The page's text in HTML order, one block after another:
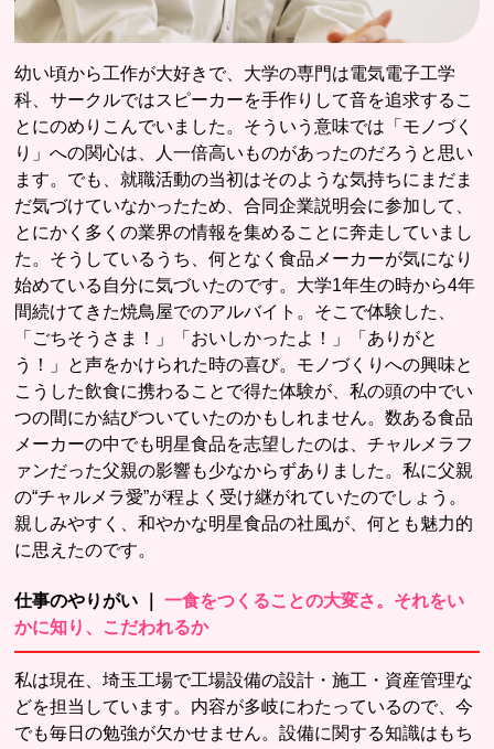
幼い頃から工作が大好きで、大学の専門は電気電子工学
科、サークルではスピーカーを手作りして音を追求するこ
とにのめりこんでいました。そういう意味では「モノづく
り」への関心は、人一倍高いものがあったのだろうと思い
ます。でも、就職活動の当初はそのような気持ちにまだま
だ気づけていなかったため、合同企業説明会に参加して、
とにかく多くの業界の情報を集めることに奔走していまし
た。そうしているうち、何となく食品メーカーが気になり
始めている自分に気づいたのです。大学1年生の時から4年
間続けてきた焼鳥屋でのアルバイト。そこで体験した、
「ごちそうさま！」「おいしかったよ！」「ありがと
う！」と声をかけられた時の喜び。モノづくりへの興味と
こうした飲食に携わることで得た体験が、私の頭の中でい
つの間にか結びついていたのかもしれません。数ある食品
メーカーの中でも明星食品を志望したのは、チャルメラフ
ァンだった父親の影響も少なからずありました。私に父親
の“チャルメラ愛”が程よく受け継がれていたのでしょう。
親しみやすく、和やかな明星食品の社風が、何とも魅力的
に思えたのです。
仕事のやりがい ｜一食をつくることの大変さ。それをい
かに知り、こだわれるか
私は現在、埼玉工場で工場設備の設計・施工・資産管理な
どを担当しています。内容が多岐にわたっているので、今
でも毎日の勉強が欠かせません。設備に関する知識はもち